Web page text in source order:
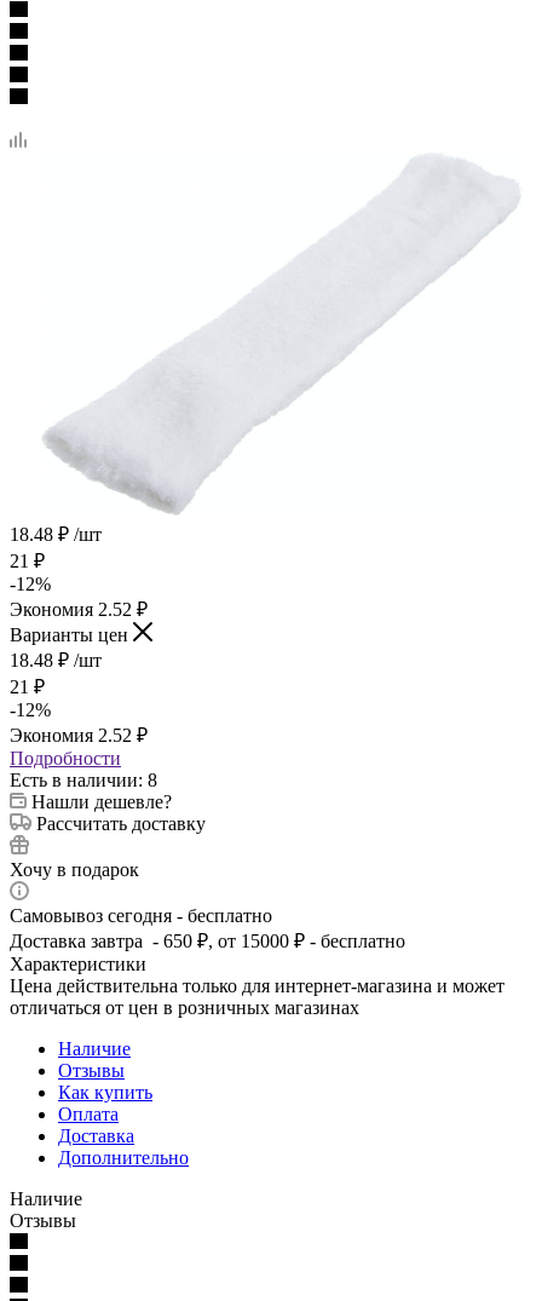
18.48 ₽ /шт
21 ₽
-12%
Экономия 2.52 ₽
Варианты цен
18.48 ₽ /шт
21 ₽
-12%
Экономия 2.52 ₽
Подробности
Есть в наличии: 8
Нашли дешевле?
Рассчитать доставку
Хочу в подарок
Самовывоз сегодня - бесплатно
Доставка завтра - 650 ₽, от 15000 ₽ - бесплатно
Характеристики
Цена действительна только для интернет-магазина и может
отличаться от цен в розничных магазинах
Наличие
Отзывы
Как купить
Оплата
Доставка
Дополнительно
Наличие
Отзывы